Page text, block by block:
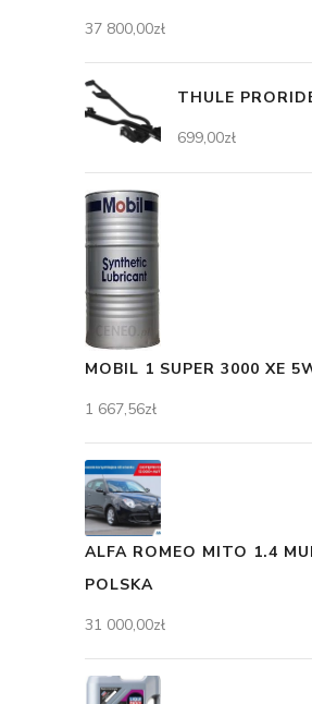
37 800,00zł
THULE
699,00zł
MOBIL 1 SUPER 3000 XE
1 667,56zł
ALFA ROMEO MITO 1.4
POLSKA
31 000,00zł